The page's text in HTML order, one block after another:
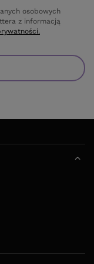
osobowych
z informacją